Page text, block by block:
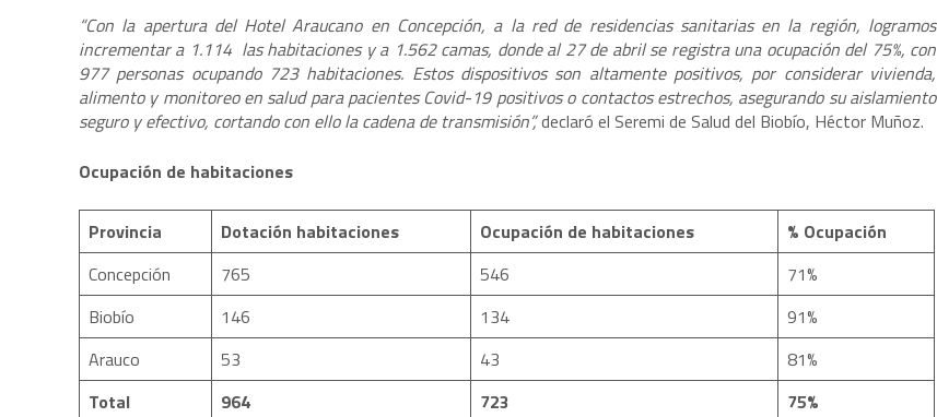
“Con la apertura del Hotel Araucano en Concepción, a la red de residencias sanitarias en la región, logramos
incrementar a 1.114 las habitaciones y a 1.562 camas, donde al 27 de abril se registra una ocupación del 75%, con
977 personas ocupando 723 habitaciones. Estos dispositivos son altamente positivos, por considerar vivienda,
alimento y monitoreo en salud para pacientes Covid-19 positivos o contactos estrechos, asegurando su aislamiento
seguro y efectivo, cortando con ello la cadena de transmisión”,declaró el Seremi de Salud del Biobío, Héctor Muñoz.
Ocupación de habitaciones
Provincia Dotación habitaciones Ocupación de habitaciones
% Ocupación
Concepción
765 546
71%
Biobío
146 134
91%
Arauco
53 43
81%
Total
964 723
75%